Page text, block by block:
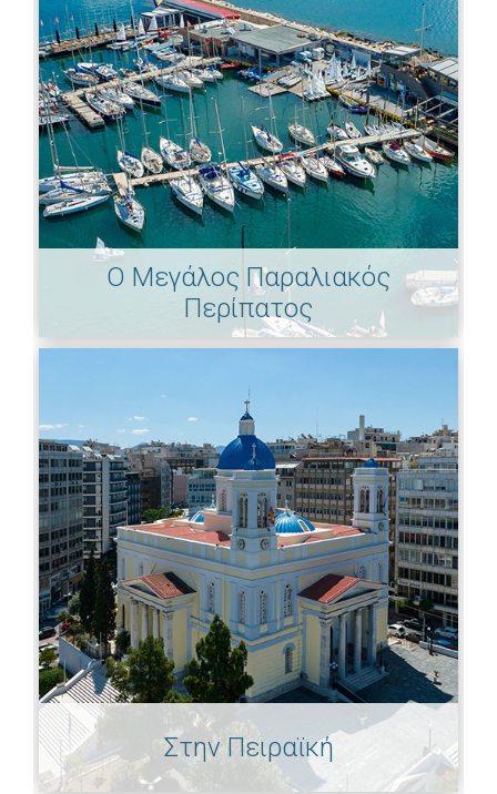
Ο Μεγάλος Παραλιακός
Περίπατος
Στην Πειραϊκή